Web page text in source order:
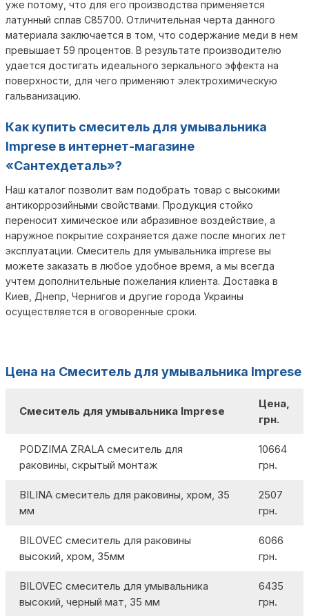
уже потому, что для его производства применяется
латунный сплав С85700. Отличительная черта данного
материала заключается в том, что содержание меди в нем
превышает 59 процентов. В результате производителю
удается достигать идеального зеркального эффекта на
поверхности, для чего применяют электрохимическую
гальванизацию.
Как купить смеситель для умывальника
Imprese в интернет-магазине
«Сантехдеталь»?
Наш каталог позволит вам подобрать товар с высокими
антикоррозийными свойствами. Продукция стойко
переносит химическое или абразивное воздействие, а
наружное покрытие сохраняется даже после многих лет
эксплуатации. Смеситель для умывальника imprese вы
можете заказать в любое удобное время, а мы всегда
учтем дополнительные пожелания клиента. Доставка в
Киев, Днепр, Чернигов и другие города Украины
осуществляется в оговоренные сроки.
Цена на Смеситель для умывальника Imprese
Смеситель для умывальника Imprese
Цена,
грн.
PODZIMA ZRALA смеситель для
раковины, скрытый монтаж
10664
грн.
BILINA смеситель для раковины, хром, 35
мм
2507
грн.
BILOVEC смеситель для раковины
высокий, хром, 35мм
6066
грн.
BILOVEC смеситель для умывальника
высокий, черный мат, 35 мм
6435
грн.